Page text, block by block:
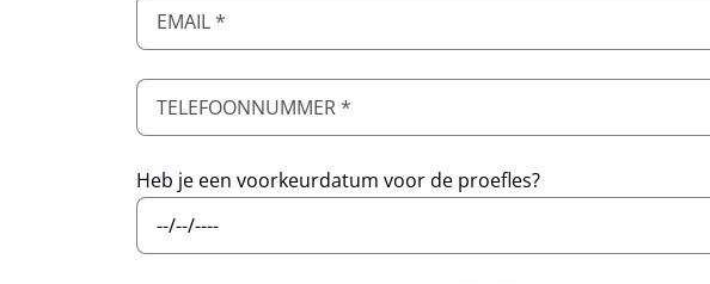
Heb je een voorkeurdatum voor de proefles?